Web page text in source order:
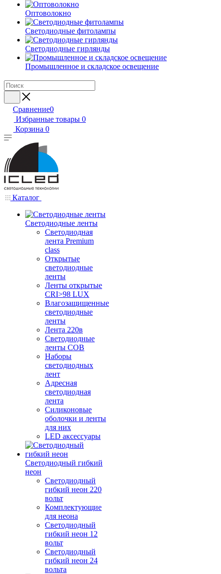
Оптоволокно
Светодиодные фитолампы
Светодиодные гирлянды
Промышленное и складское освещение
Сравнение0
Избранные товары 0
Корзина 0
Каталог
Светодиодные ленты
Светодиодная
лента Premium
class
Открытые
светодиодные
ленты
Ленты открытые
CRI>98 LUX
Влагозащищенные
светодиодные
ленты
Лента 220в
Светодиодные
ленты COB
Наборы
светодиодных
лент
Адресная
светодиодная
лента
Силиконовые
оболочки и ленты
для них
LED аксессуары
Светодиодный гибкий
неон
Светодиодный
гибкий неон 220
вольт
Комплектующие
для неона
Светодиодный
гибкий неон 12
вольт
Светодиодный
гибкий неон 24
вольта